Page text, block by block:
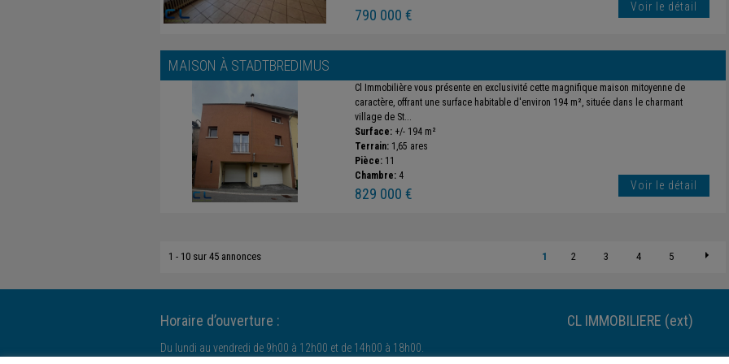
790 000 € Voir le détail
MAISON À STADTBREDIMUS
Cl Immobilière vous présente en exclusivité cette magnifique maison mitoyenne de
caractère, offrant une surface habitable d'environ 194 m², située dans le charmant
village de St...
Surface: +/- 194 m²
Terrain: 1,65 ares
Pièce: 11
Chambre: 4
829 000 € Voir le détail
1 - 10 sur 45 annonces 1 2 3 4 5
Horaire d’ouverture :
Du lundi au vendredi de 9h00 à 12h00 et de 14h00 à 18h00.
CL IMMOBILIERE (ext)